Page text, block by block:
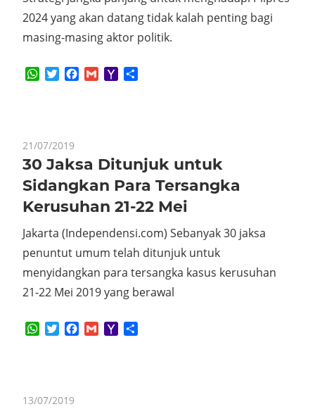
2024 yang akan datang tidak kalah penting bagi
masing-masing aktor politik.
WhatsApp
TwitterFacebook
GmailYahoo
21/07/2019
30 Jaksa Ditunjuk untuk
Sidangkan Para Tersangka
Kerusuhan 21-22 Mei
Jakarta (Independensi.com) Sebanyak 30 jaksa
penuntut umum telah ditunjuk untuk
menyidangkan para tersangka kasus kerusuhan
21-22 Mei 2019 yang berawal
WhatsApp
TwitterFacebook
GmailYahoo
13/07/2019